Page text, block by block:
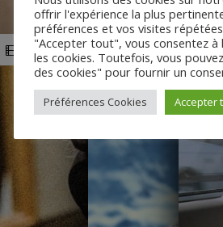
Sound of MetalAnatomie d'une
offrir l'expérience la plus
préférences et vos visites
"Accepter tout", vous consentez
les cookies. Toutefois, vous
des cookies" pour fournir un
Préférences Cookies Accepter